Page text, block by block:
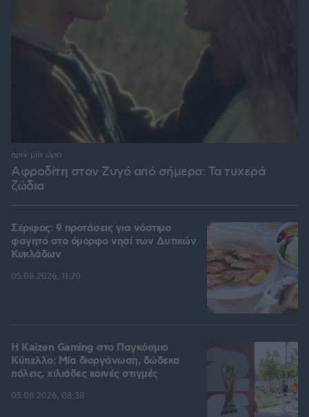
Αφροδίτη στον Ζυγό από σήμερα: Τα τυχερά
ζώδια
πριν μία ώρα
Σέριφος: 9 προτάσεις για νόστιμο
φαγητό στο όμορφο νησί των Δυτικών
Κυκλάδων
05.08.2026, 11:20
H Kaizen Gaming στο Παγκόσμιο
Kύπελλο: Μία διοργάνωση, δώδεκα
πόλεις, χιλιάδες κοινές στιγμές
05.08.2026, 08:38